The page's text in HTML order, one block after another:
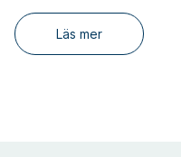
Läs mer